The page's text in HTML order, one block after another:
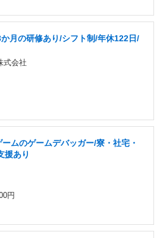
月の研修あり/シフト制/年休122日/
式会社
ムのゲームデバッガー/寮・社宅・
援あり
円